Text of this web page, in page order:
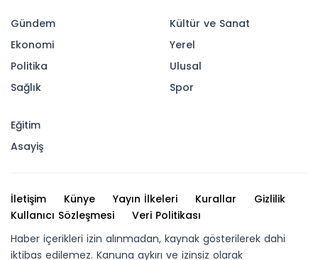
Gündem
Ekonomi
Politika
Sağlık
Kültür ve Sanat
Yerel
Ulusal
Spor
Eğitim
Asayiş
İletişim Künye Yayın İlkeleri Kurallar
Gizlilik
Kullanıcı Sözleşmesi
Veri Politikası
Haber içerikleri izin alınmadan, kaynak gösterilerek dahi
iktibas edilemez. Kanuna aykırı ve izinsiz olarak